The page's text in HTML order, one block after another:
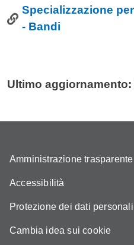
Specializzazione
- Bandi
Ultimo aggiornamento:
Amministrazione trasparente
Accessibilità
Protezione dei dati
Cambia idea sui cookie